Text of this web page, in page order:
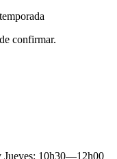
confirmar.
10h30—12h00